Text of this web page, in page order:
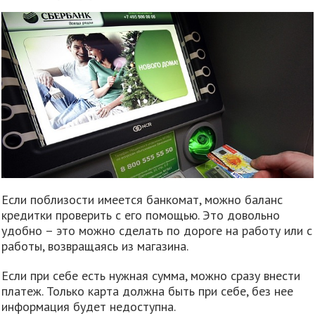
Если поблизости имеется банкомат, можно баланс
кредитки проверить с его помощью. Это довольно
удобно – это можно сделать по дороге на работу или с
работы, возвращаясь из магазина.
Если при себе есть нужная сумма, можно сразу внести
платеж. Только карта должна быть при себе, без нее
информация будет недоступна.